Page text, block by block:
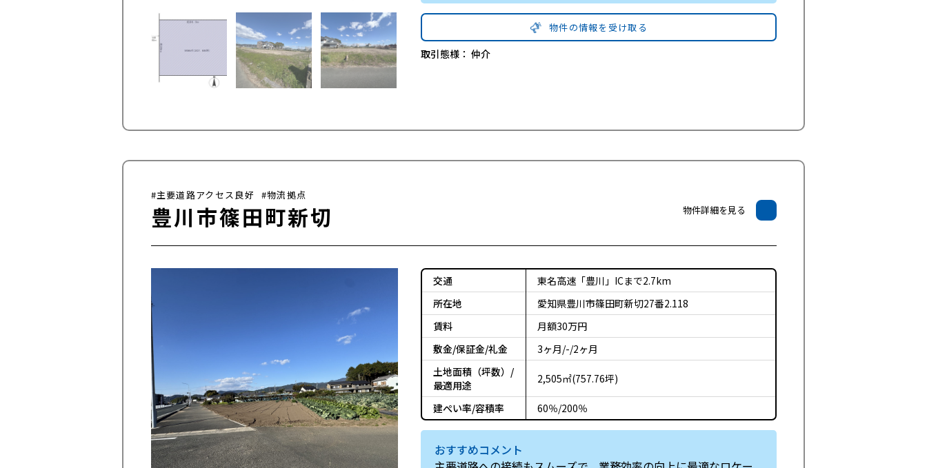
物件の情報を受け取る
取引態様： 仲介
#主要道路アクセス良好 #物流拠点
豊川市篠田町新切 物件詳細を見る
交通
東名高速「豊川」ICまで2.7km
所在地
愛知県豊川市篠田町新切27番2.118
賃料
月額30万円
敷金/保証金/礼金
3ヶ月/-/2ヶ月
土地面積（坪数）/
最適用途
2,505㎡(757.76坪)
建ぺい率/容積率 60％/200％
おすすめコメント